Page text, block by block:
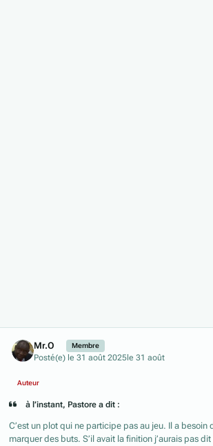
Mr.O Membre
Posté(e) le 31 août 2025 le 31 août
Auteur
à l’instant, Pastore a dit :
C’est un plot qui ne participe pas au jeu. Il a besoin
marquer des buts. S’il avait la finition j’aurais pas